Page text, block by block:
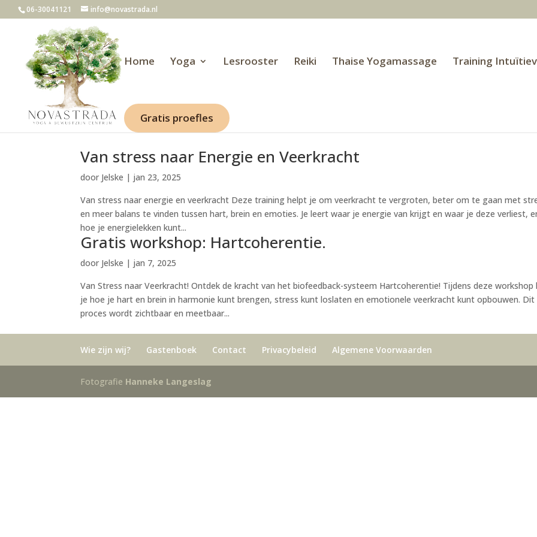
06-30041121 info@novastrada.nl
Home Yoga Lesrooster Reiki Thaise Yogamassage Training
Gratis proefles
Van stress naar Energie en Veerkracht
door Jelske | jan 23, 2025
Van stress naar energie en veerkracht Deze training helpt je om veerkracht te vergroten, beter om te gaan met
en meer balans te vinden tussen hart, brein en emoties. Je leert waar je energie van krijgt en waar je deze verliest,
hoe je energielekken kunt...
Gratis workshop: Hartcoherentie.
door Jelske | jan 7, 2025
Van Stress naar Veerkracht! Ontdek de kracht van het biofeedback-systeem Hartcoherentie! Tijdens deze workshop
je hoe je hart en brein in harmonie kunt brengen, stress kunt loslaten en emotionele veerkracht kunt opbouwen. Dit
proces wordt zichtbaar en meetbaar...
Wie zijn wij? Gastenboek Contact Privacybeleid Algemene Voorwaarden
Fotografie Hanneke Langeslag